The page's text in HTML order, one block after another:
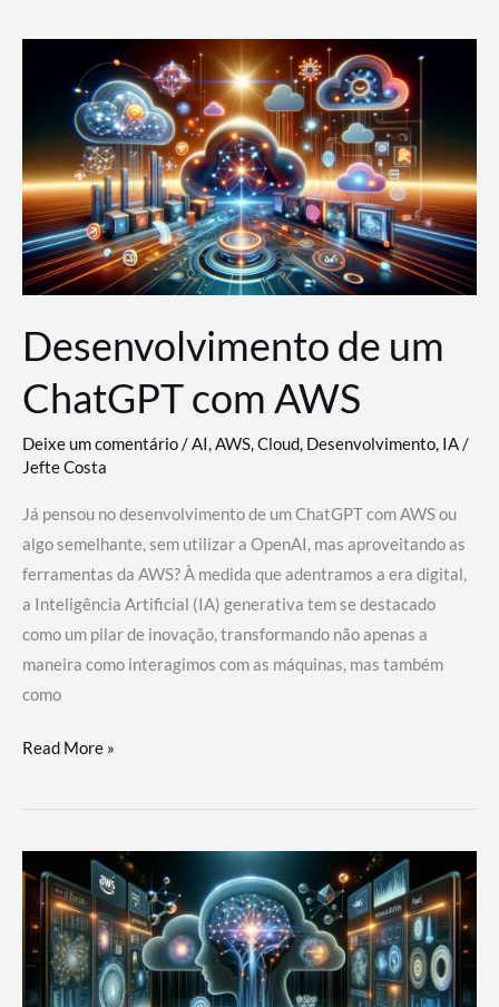
Nuvem:
Google
Cloud,
AWS
e
Azure
Desenvolvimento de um
ChatGPT com AWS
Deixe um comentário/AI,AWS,Cloud, Desenvolvimento, IA/
Jefte Costa
Já pensou no desenvolvimento de um ChatGPT com AWS ou
algo semelhante, sem utilizar a OpenAI, mas aproveitando as
ferramentas da AWS? À medida que adentramos a era digital,
a Inteligência Artificial (IA) generativa tem se destacado
como um pilar de inovação, transformando não apenas a
maneira como interagimos com as máquinas, mas também
como
Desenvolvimento
um
com
AWS
Read More »